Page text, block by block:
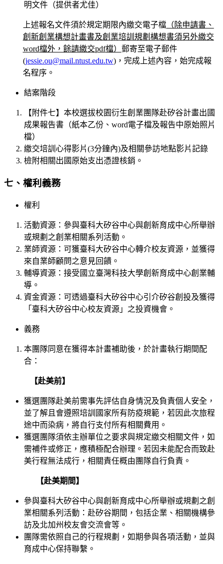
明文件（提供者尤佳）
上述報名文件須於規定期限內繳交電子檔（除申請書、
創新創業構想計畫書及創業培訓規劃構想書須另外繳交
word檔外，餘請繳交pdf檔） 郵寄至電子郵件
(jessie.ou@mail.ntust.edu.tw)，完成上述內容，始完成報
名程序。
結案階段
【附件七】本校選拔校園衍生創業團隊赴矽谷計畫出國
成果報告書（紙本乙份、word電子檔及報告中原始照片
檔）
繳交培訓心得影片(3分鐘內)及相關參訪地點影片記錄
檢附相關出國原始支出憑證核銷。
七、權利義務
權利
活動資源：參與臺科大矽谷中心與創新育成中心所舉辦
或規劃之創業相關系列活動。
業師資源：可獲臺科大矽谷中心轉介校友資源，並獲得
來自業師顧問之意見回饋。
輔導資源：接受國立臺灣科技大學創新育成中心創業輔
導。
資金資源：可透過臺科大矽谷中心引介矽谷創投及獲得
「臺科大矽谷中心校友資源」之投資機會。
義務
本團隊同意在獲得本計畫補助後，於計畫執行期間配
合：
【赴美前】
獲選團隊赴美前需事先評估自身情況及負責個人安全，
並了解且會遵照培訓國家所有防疫規範，若因此次旅程
途中而染病，將自行支付所有相關費用。
獲選團隊須依主辦單位之要求與規定繳交相關文件，如
需補件或修正，應積極配合辦理。若因未能配合而致赴
美行程無法成行，相關責任概由團隊自行負責。
【赴美期間】
參與臺科大矽谷中心與創新育成中心所舉辦或規劃之創
業相關系列活動：赴矽谷期間，包括企業、相關機構參
訪及北加州校友會交流會等。
團隊需依照自己的行程規劃，如期參與各項活動，並與
育成中心保持聯繫。